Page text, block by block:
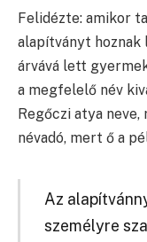
Felidézte: amikor
alapítványt hoznak
árvává lett
a megfelelő név
Regőczi atya
névadó, mert ő a
Az
személyre